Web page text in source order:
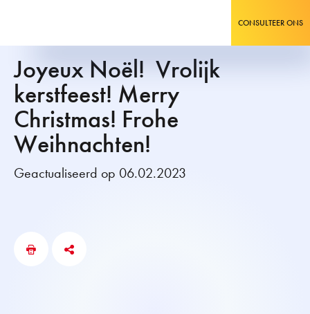
CONSULTEER ONS
Joyeux Noël! Vrolijk
kerstfeest! Merry
Christmas! Frohe
Weihnachten!
Geactualiseerd op 06.02.2023